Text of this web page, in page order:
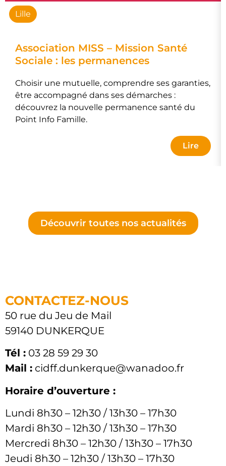
Lille
Association MISS – Mission Santé
Sociale : les permanences
Choisir une mutuelle, comprendre ses garanties,
être accompagné dans ses démarches :
découvrez la nouvelle permanence santé du
Point Info Famille.
Lire
Découvrir toutes nos actualités
CONTACTEZ-NOUS
50 rue du Jeu de Mail
59140 DUNKERQUE
Tél : 03 28 59 29 30
Mail : cidff.dunkerque@wanadoo.fr
Horaire d’ouverture :
Lundi 8h30 – 12h30 / 13h30 – 17h30
Mardi 8h30 – 12h30 / 13h30 – 17h30
Mercredi 8h30 – 12h30 / 13h30 – 17h30
Jeudi 8h30 – 12h30 / 13h30 – 17h30